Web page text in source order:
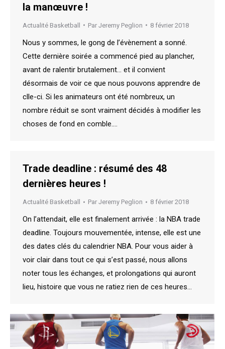
la manœuvre !
Actualité Basketball Par Jeremy Peglion 8 février 2018
Nous y sommes, le gong de l’évènement a sonné.
Cette dernière soirée a commencé pied au plancher,
avant de ralentir brutalement… et il convient
désormais de voir ce que nous pouvons apprendre de
clle-ci. Si les animateurs ont été nombreux, un
nombre réduit se sont vraiment décidés à modifier les
choses de fond en comble.…
Trade deadline : résumé des 48
dernières heures !
Actualité Basketball Par Jeremy Peglion 8 février 2018
On l’attendait, elle est finalement arrivée : la NBA trade
deadline. Toujours mouvementée, intense, elle est une
des dates clés du calendrier NBA. Pour vous aider à
voir clair dans tout ce qui s’est passé, nous allons
noter tous les échanges, et prolongations qui auront
lieu, histoire que vous ne ratiez rien de ces heures…